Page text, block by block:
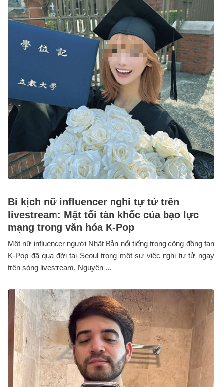
Bi kịch nữ influencer nghi tự tử trên
livestream: Mặt tối tàn khốc của bạo lực
mạng trong văn hóa K-Pop
Một nữ influencer người Nhật Bản nổi tiếng trong cộng đồng fan
K-Pop đã qua đời tại Seoul trong một sự việc nghi tự tử ngay
trên sóng livestream. Nguyên ...